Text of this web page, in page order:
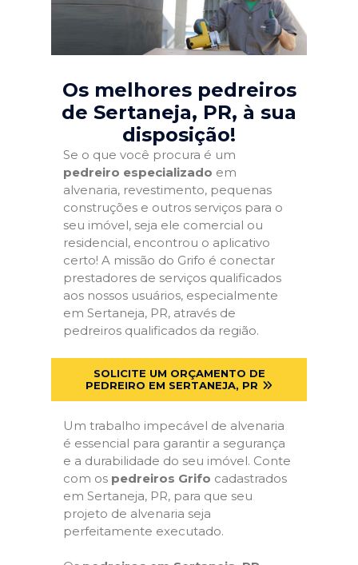
Os melhores pedreiros
de Sertaneja, PR, à sua
disposição!
Se o que você procura é um
pedreiro especializado em
alvenaria, revestimento, pequenas
construções e outros serviços para o
seu imóvel, seja ele comercial ou
residencial, encontrou o aplicativo
certo! A missão do Grifo é conectar
prestadores de serviços qualificados
aos nossos usuários, especialmente
em Sertaneja, PR, através de
pedreiros qualificados da região.
SOLICITE UM ORÇAMENTO DE
PEDREIRO EM SERTANEJA, PR
Um trabalho impecável de alvenaria
é essencial para garantir a segurança
e a durabilidade do seu imóvel. Conte
com os pedreiros Grifo cadastrados
em Sertaneja, PR, para que seu
projeto de alvenaria seja
perfeitamente executado.